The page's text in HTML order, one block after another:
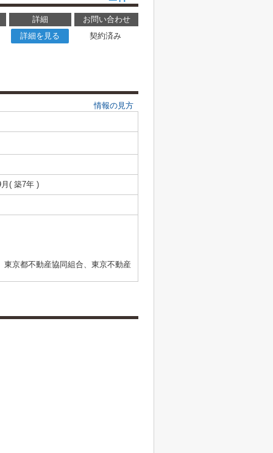
詳細
お問い合わせ
詳細を見る
契約済み
情報の見方
( 築7年 )
京都不動産協同組合、東京不動産